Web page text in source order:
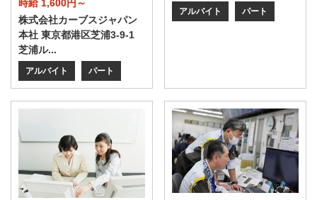
時給 1,600円～
株式会社カーブスジャパン
本社 東京都港区芝浦3-9-1
芝浦ル...
アルバイト パート
アルバイト パート